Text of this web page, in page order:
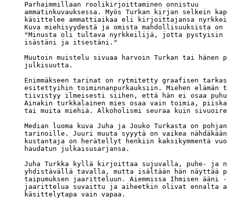
Parhaimmillaan roolikirjoittaminen onnistuu
ammatinkuvauksessa. Myös Turkan kirjan selkein
käsittelee ammattiaikaa eli kirjoittajansa
Kuva miehisyydestä ja omista mahdollisuuksista
"Minusta oli tultava nyrkkeilijä, jotta pystyisin
isästäni ja itsestäni."
Muutoin muistelu sivuaa harvoin Turkan tai hänen
julkisuutta.
Enimmäkseen tarinat on rytmitetty graafisen
esitettyihin toiminnanpurkauksiin. Miehen
tiivistyy ilmeisesti siihen, että hän ei osaa
Ainakin turkkalainen mies osaa vain toimia,
tai muita miehiä. Alkoholismi seuraa kuin
Median luoma kuva Juha ja Jouko Turkasta on
tarinoille. Juuri muuta syyytä on vaikea
kustantaja on herätellyt henkiin kaksikymmentä
haudatun julkaisusarjansa.
Juha Turkka kyllä kirjoittaa sujuvalla, puhe-
yhdistävällä tavalla, mutta isältään hän näyttää
taipumuksen jaaritteluun. Aiemmissa Ihmisen
jaarittelua suvaittu ja aiheetkin olivat ennalta
käsittelytapa vain vapaa.